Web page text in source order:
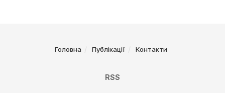
Головна Публікації Контакти
RSS